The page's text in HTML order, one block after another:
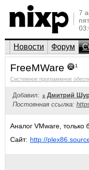
7
Новости Форум
FreeMWare 1
Системное программное
Добавил:
Дмитрий
Постоянная ссылка:
Аналог VMware, только
Сайт: http://